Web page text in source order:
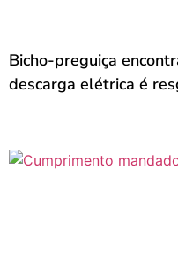
Bicho-preguiça
descarga elétrica é